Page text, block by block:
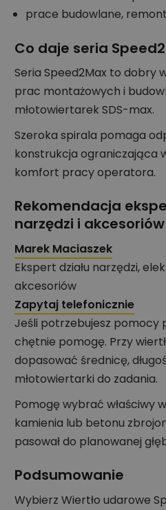
prace budowlane,
Co daje seria
Seria Speed2Max to dobry
prac montażowych i
młotowiertarek SDS-max.
Szeroka spirala pomaga
konstrukcja ograniczająca
komfort pracy operatora.
Rekomendacja
narzędzi i akcesoriów
Marek Maciaszek
Ekspert działu narzędzi,
akcesoriów
Zapytaj telefonicznie
Jeśli potrzebujesz pomocy
chętnie pomogę. Przy
dopasować średnicę,
młotowiertarki do zadania.
Pomogę wybrać właściwy
kamienia lub betonu
pasował do planowanej
Podsumowanie
Wybierz Wiertło udarowe